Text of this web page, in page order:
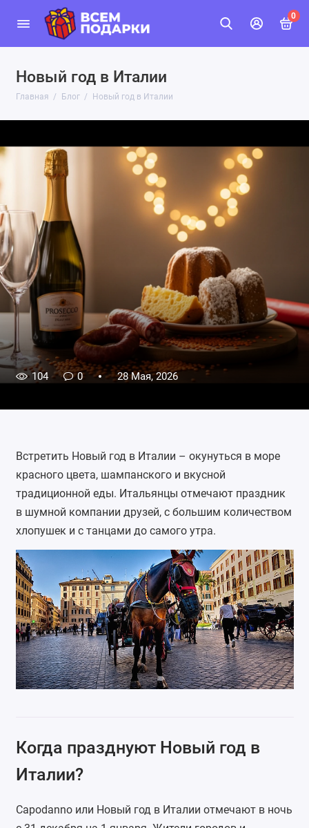
0
Новый год в Италии
Главная Блог Новый год в Италии
104 0 28 Мая, 2026
Встретить Новый годв Италии – окунуться в море
красного цвета, шампанского и вкусной
традиционной еды. Итальянцы отмечают праздник
в шумной компании друзей, с большим количеством
хлопушек и с танцами до самого утра.
Когда празднуют Новый год в
Италии?
Capodanno или Новый год в Италии отмечают в ночь